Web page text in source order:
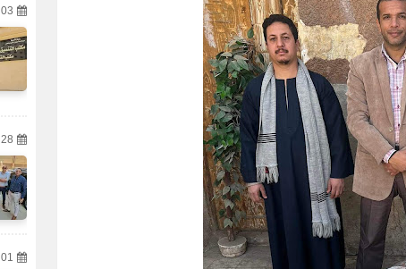
03 أغسطس 2026
28 يوليو 2026
01 أغسطس 2026